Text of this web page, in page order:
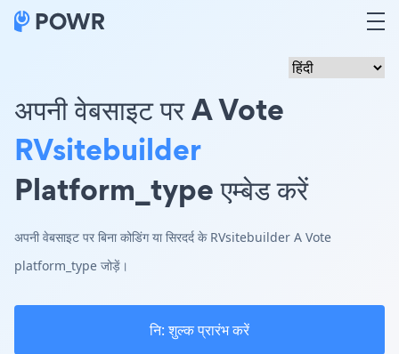
अपनी वेबसाइट पर A Vote
RVsitebuilder
Platform_type एम्बेड करें
अपनी वेबसाइट पर बिना कोडिंग या सिरदर्द के RVsitebuilder A Vote
platform_type जोड़ें।
नि: शुल्क प्रारंभ करें